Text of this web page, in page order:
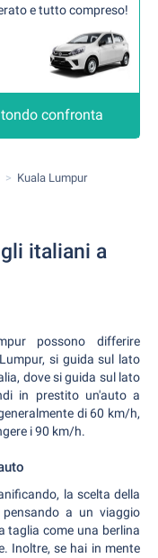
e tutto compreso!
confronta
Kuala Lumpur
italiani a
possono differire
si guida sul lato
dove si guida sul lato
in prestito un'auto a
di 60 km/h,
i 90 km/h.
la scelta della
a un viaggio
taglia come una berlina
Inoltre, se hai in mente